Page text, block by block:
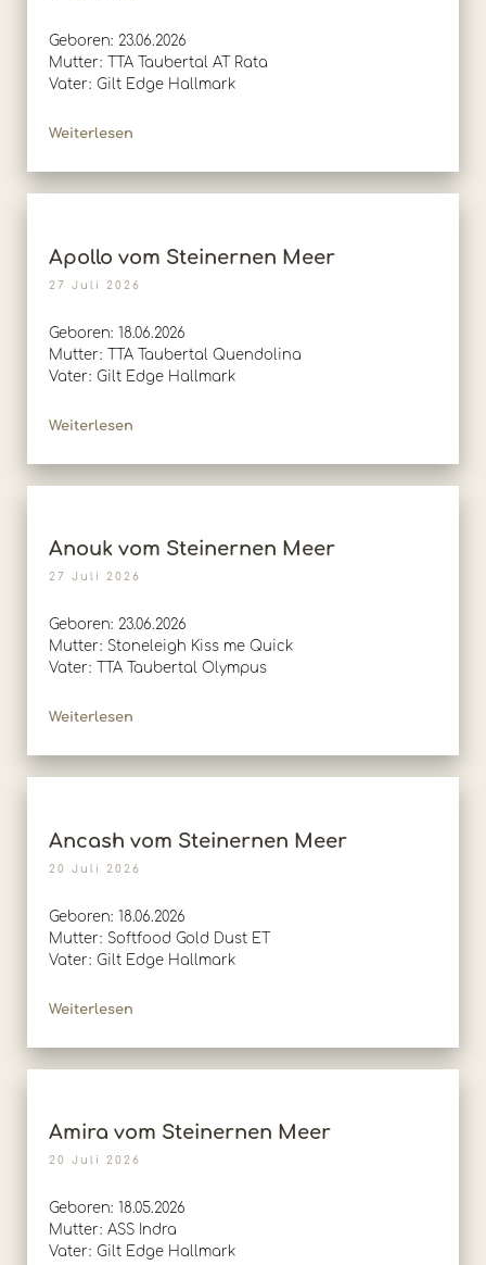
Geboren: 23.06.2026
Mutter: TTA Taubertal AT Rata
Vater: Gilt Edge Hallmark
Weiterlesen
Apollo vom Steinernen Meer
27 Juli 2026
Geboren: 18.06.2026
Mutter: TTA Taubertal Quendolina
Vater: Gilt Edge Hallmark
Weiterlesen
Anouk vom Steinernen Meer
27 Juli 2026
Geboren: 23.06.2026
Mutter: Stoneleigh Kiss me Quick
Vater: TTA Taubertal Olympus
Weiterlesen
Ancash vom Steinernen Meer
20 Juli 2026
Geboren: 18.06.2026
Mutter: Softfood Gold Dust ET
Vater: Gilt Edge Hallmark
Weiterlesen
Amira vom Steinernen Meer
20 Juli 2026
Geboren: 18.05.2026
Mutter: ASS Indra
Vater: Gilt Edge Hallmark